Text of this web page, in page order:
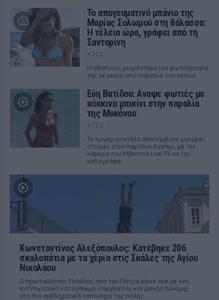
Το απογευματινό μπάνιο της
Μαρίας Σολωμού στη θάλασσα:
Η τέλεια ώρα, γράφει από τη
Σαντορίνη
ΧΤΕΣ
Η ηθοποιός μοιράστηκε μία φωτογραφία
της με μαγιό από παραλία του νησιού
Εύη Βατίδου: Αναψε φωτιές με
κόκκινο μπικίνι στην παραλία
της Μυκόνου
ΧΤΕΣ
Το πρώην μοντέλο απολάμβανε χαλαρές
στιγμές στην παραλία Αγράρι, με την
κάμερα του Mykonos Live TV να την
καταγράφει
Κωνσταντίνος Αλεξόπουλος: Κατέβηκε 206
σκαλοπάτια με τα χέρια στις Σκάλες της Αγίου
Νικολάου
Ο πρωταθλητής Ελλάδος από την Πάτρα έγινε viral με ένα
εντυπωσιακό κατόρθωμα ισορροπίας και μυϊκής δύναμης
στο πιο εμβληματικό τοπόσημο της πόλης.